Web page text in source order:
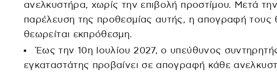
ανελκυστήρα, χωρίς την επιβολή προστίμου. Μετά την
παρέλευση της προθεσμίας αυτής, η απογραφή τους
θεωρείται εκπρόθεσμη.
Έως την 10η Ιουλίου 2027, ο υπεύθυνος
εγκαταστάτης προβαίνει σε απογραφή κάθε